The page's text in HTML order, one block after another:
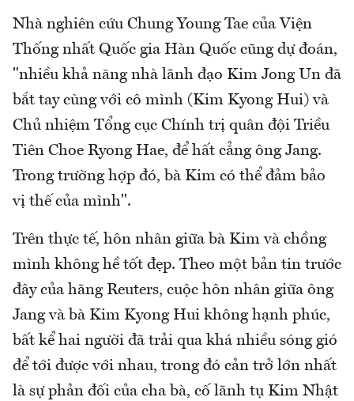
Nhà nghiên cứu Chung Young Tae của Viện
Thống nhất Quốc gia Hàn Quốc cũng dự đoán,
"nhiều khả năng nhà lãnh đạo Kim Jong Un đã
bắt tay cùng với cô mình (Kim Kyong Hui) và
Chủ nhiệm Tổng cục Chính trị quân đội Triều
Tiên Choe Ryong Hae, để hất cẳng ông Jang.
Trong trường hợp đó, bà Kim có thể đảm bảo
vị thế của mình".
Trên thực tế, hôn nhân giữa bà Kim và chồng
mình không hề tốt đẹp. Theo một bản tin trước
đây của hãng Reuters, cuộc hôn nhân giữa ông
Jang và bà Kim Kyong Hui không hạnh phúc,
bất kể hai người đã trải qua khá nhiều sóng gió
để tới được với nhau, trong đó cản trở lớn nhất
là sự phản đối của cha bà, cố lãnh tụ Kim Nhật